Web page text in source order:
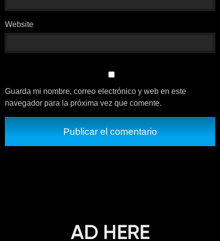
Website
Guarda mi nombre, correo electrónico y web en este
navegador para la próxima vez que comente.